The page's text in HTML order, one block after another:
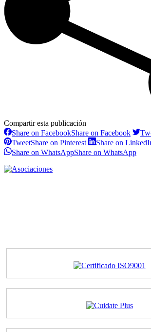
Compartir esta publicación
Share on FacebookShare on Facebook
TweetShare on Pinterest Share on
Share on WhatsAppShare on WhatsApp